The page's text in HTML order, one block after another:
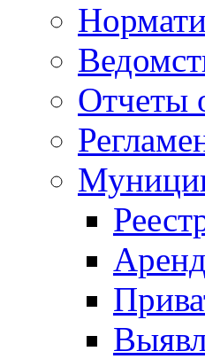
Отчеты